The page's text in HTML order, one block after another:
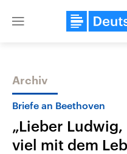
Close
Themen
Archiv
Briefe an Beethoven
„Lieber
viel mit dem